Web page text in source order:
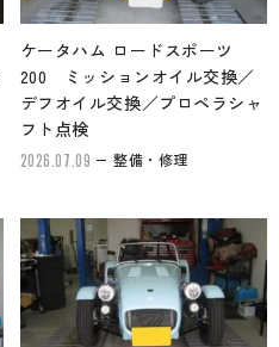
ケータハム ロードスポーツ
200 ミッションオイル交換／
デフオイル交換／プロペラシャ
フト点検
2026.07.09 整備・修理